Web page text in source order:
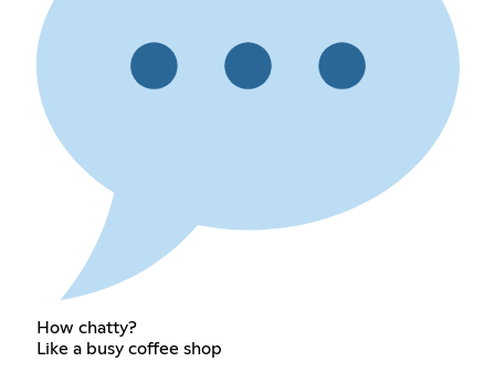
How chatty?
Like a busy coffee shop